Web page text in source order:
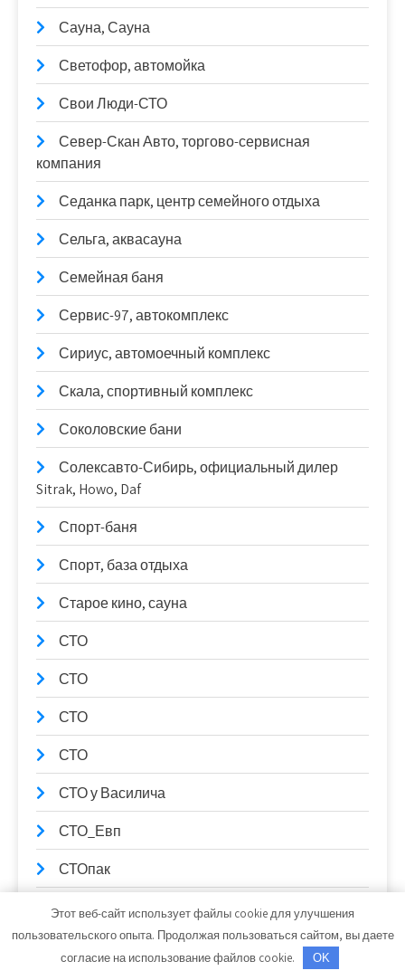
Сауна, Сауна
Светофор, автомойка
Свои Люди-СТО
Север-Скан Авто, торгово-сервисная
компания
Седанка парк, центр семейного отдыха
Сельга, аквасауна
Семейная баня
Сервис-97, автокомплекс
Сириус, автомоечный комплекс
Скала, спортивный комплекс
Соколовские бани
Солексавто-Сибирь, официальный дилер
Sitrak, Howo, Daf
Спорт-баня
Спорт, база отдыха
Старое кино, сауна
СТО
СТО
СТО
СТО
СТО у Василича
СТО_Евп
СТОпак
Стрельна, комплекс
Студия чип-тюнинга Источник мощности
Этот веб-сайт использует файлы cookie для улучшения
пользовательского опыта. Продолжая пользоваться сайтом, вы даете
согласие на использование файлов cookie.
OK